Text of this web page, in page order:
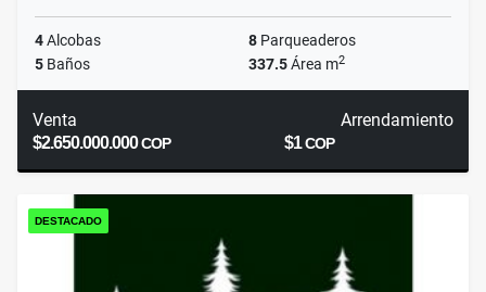
4Alcobas 8 Parqueaderos
5 Baños 337.5Área m2
Venta
$2.650.000.000COP
Arrendamiento
$1COP
DESTACADO